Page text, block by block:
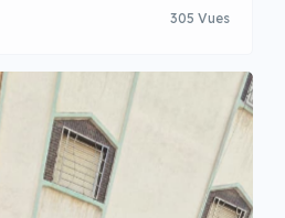
305 Vues